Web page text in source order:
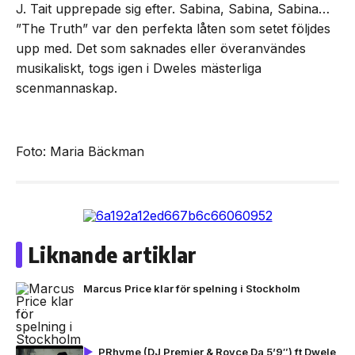
J. Tait upprepade sig efter. Sabina, Sabina, Sabina…
”The Truth” var den perfekta låten som setet följdes
upp med. Det som saknades eller överanvändes
musikaliskt, togs igen i Dweles mästerliga
scenmannaskap.
Foto: Maria Bäckman
Liknande artiklar
Marcus Price klar för spelning i Stockholm
PRhyme (DJ Premier & Royce Da 5’9″) ft Dwele